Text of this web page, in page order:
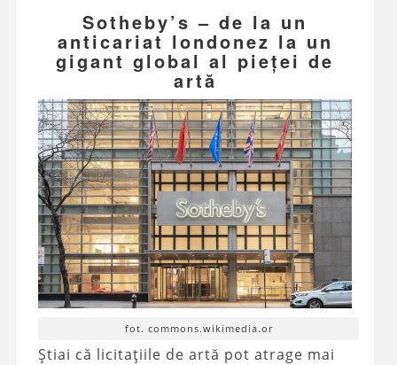
Sotheby’s – de la un
anticariat londonez la un
gigant global al pieței de
artă
fot. commons.wikimedia.or
Știai că licitațiile de artă pot atrage mai